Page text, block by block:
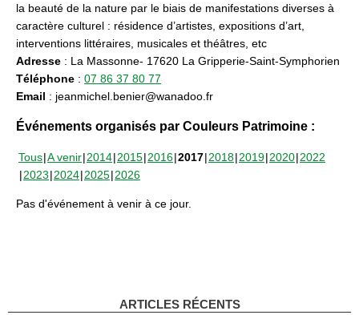
la beauté de la nature par le biais de manifestations diverses à
caractère culturel : résidence d’artistes, expositions d’art,
interventions littéraires, musicales et théâtres, etc
Adresse : La Massonne- 17620 La Gripperie-Saint-Symphorien
Téléphone : 07 86 37 80 77
Email : jeanmichel.benier@wanadoo.fr
Événements organisés par Couleurs Patrimoine :
Tous A venir 2014 2015 2016 2017 2018 2019 2020 2022
2023 2024 2025 2026
Pas d'événement à venir à ce jour.
ARTICLES RÉCENTS